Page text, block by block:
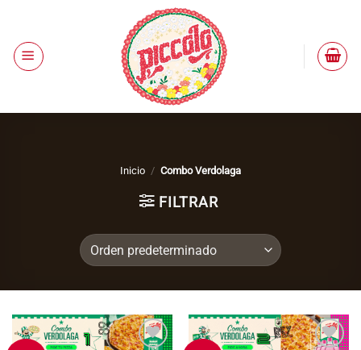
contenido
Inicio / Combo Verdolaga
FILTRAR